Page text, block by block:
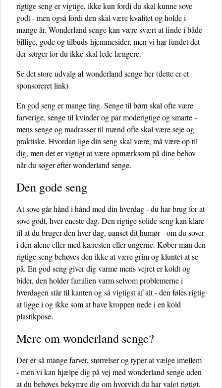
rigtige seng er vigtige, ikke kun fordi du skal kunne sove
godt - men også fordi den skal være kvalitet og holde i
mange år. Wonderland senge kan være svært at finde i både
billige, gode og tilbuds-hjemmesider, men vi har fundet det
der sørger for du ikke skal lede længere.
Se det store udvalg af wonderland senge her(dette er et
sponsoreret link)
En god seng er mange ting. Senge til børn skal ofte være
farverige, senge til kvinder og par moderigtige og smarte -
mens senge og madrasser til mænd ofte skal være seje og
praktiske. Hvordan lige din seng skal være, må være op til
dig, men det er vigtigt at være opmærksom på dine behov
når du søger efter wonderland senge.
Den gode seng
At sove går hånd i hånd med din hverdag - du har brug for at
sove godt, hver eneste dag. Den rigtige solide seng kan klare
til at du bruger den hver dag, uanset dit humør - om du sover
i den alene eller med kæresten eller ungerne. Køber man den
rigtige seng behøves den ikke at være grim og kluntet at se
på. En god seng giver dig varme mens vejret er koldt og
bider, den holder familien varm selvom problemerne i
hverdagen står til kanten og så vigtigst af alt - den føles rigtig
at ligge i og ikke som at have kroppen nede i en kold
plastikpose.
Mere om wonderland senge?
Der er så mange farver, størrelser og typer at vælge imellem
- men vi kan hjælpe dig på vej med wonderland senge uden
at du behøves bekymre dig om hvorvidt du har valgt rigtigt.